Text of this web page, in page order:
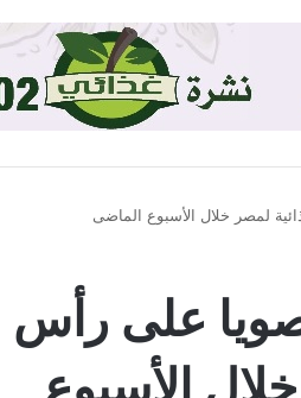
لمصر خلال الأسبوع الماضى
على رأس
الأسبوع